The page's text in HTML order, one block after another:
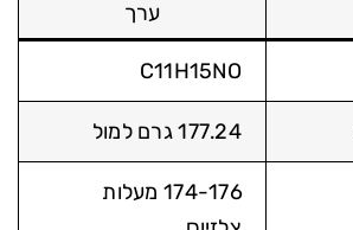
ערך
C11H15NO
177.24 גרם למול
174-176 מעלות